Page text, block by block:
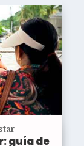
guía de